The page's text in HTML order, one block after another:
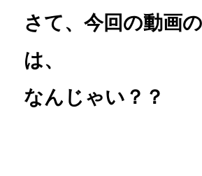
さて、今回の動画
は、
なんじゃい？？